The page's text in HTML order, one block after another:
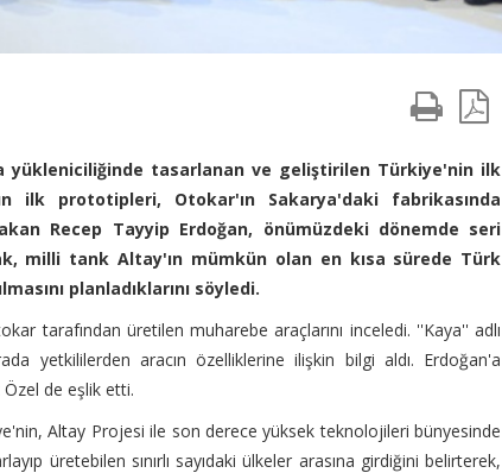
yükleniciliğinde tasarlanan ve geliştirilen Türkiye'nin ilk
ilk prototipleri, Otokar'ın Sakarya'daki fabrikasında
Recep Tayyip Erdoğan, önümüzdeki dönemde seri
milli tank Altay'ın mümkün olan en kısa sürede Türk
planladıklarını söyledi.
tarafından üretilen muharebe araçlarını inceledi. ''Kaya'' adlı
yetkililerden aracın özelliklerine ilişkin bilgi aldı. Erdoğan'a
de eşlik etti.
Altay Projesi ile son derece yüksek teknolojileri bünyesinde
üretebilen sınırlı sayıdaki ülkeler arasına girdiğini belirterek,